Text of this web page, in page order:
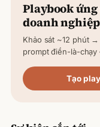
Playbook
doanh
Khảo sát ~12 phút
prompt điền-là-
Tạo